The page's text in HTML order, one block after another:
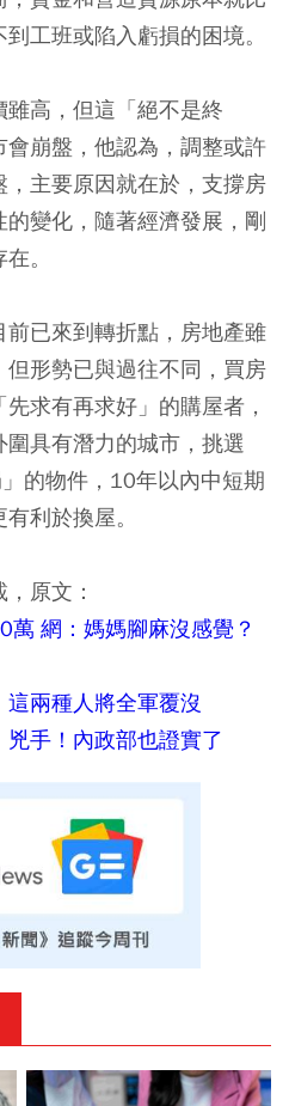
工班或陷入虧損的困境。
高，但這「絕不是終
崩盤，他認為，調整或許
主要原因就在於，支撐房
變化，隨著經濟發展，剛
。
已來到轉折點，房地產雖
形勢已與過往不同，買房
求有再求好」的購屋者，
具有潛力的城市，挑選
的物件，10年以內中短期
利於換屋。
原文：
網：媽媽腳麻沒感覺？
兩種人將全軍覆沒
手！內政部也證實了